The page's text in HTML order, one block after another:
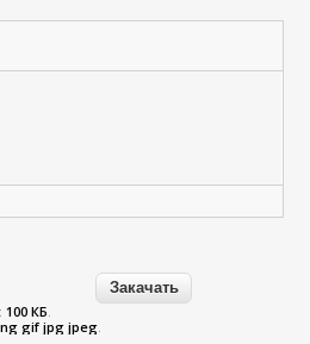
100 КБ.
gif jpg jpeg.